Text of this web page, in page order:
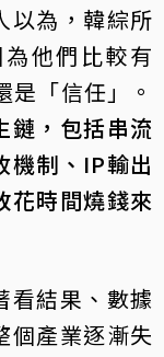
以為，韓綜所
他們比較有
「信任」。
鏈，包括串流
機制、IP輸出
花時間燒錢來
看結果、數據
個產業逐漸失